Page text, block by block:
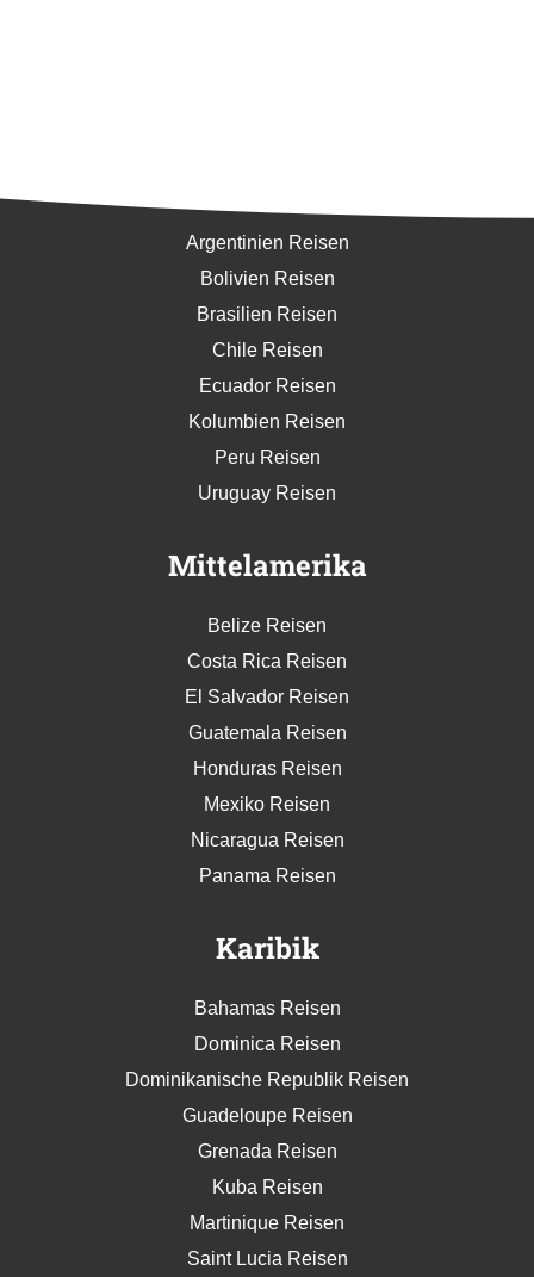
Argentinien Reisen
Bolivien Reisen
Brasilien Reisen
Chile Reisen
Ecuador Reisen
Kolumbien Reisen
Peru Reisen
Uruguay Reisen
Mittelamerika
Belize Reisen
Costa Rica Reisen
El Salvador Reisen
Guatemala Reisen
Honduras Reisen
Mexiko Reisen
Nicaragua Reisen
Panama Reisen
Karibik
Bahamas Reisen
Dominica Reisen
Dominikanische Republik Reisen
Guadeloupe Reisen
Grenada Reisen
Kuba Reisen
Martinique Reisen
Saint Lucia Reisen